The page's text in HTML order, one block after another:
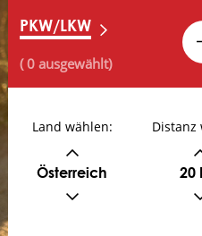
PKW/LKW
( 0 ausgewählt)
Land wählen:
Österreich
Distanz
20